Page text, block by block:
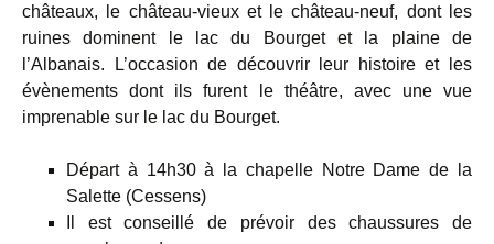
châteaux, le château-vieux et le château-neuf, dont les
ruines dominent le lac du Bourget et la plaine de
l’Albanais. L’occasion de découvrir leur histoire et les
évènements dont ils furent le théâtre, avec une vue
imprenable sur le lac du Bourget.
Départ à 14h30 à la chapelle Notre Dame de la
Salette (Cessens)
Il est conseillé de prévoir des chaussures de